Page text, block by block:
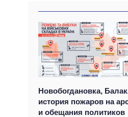
Новобогдановка,
история пожаров на
и обещания политиков